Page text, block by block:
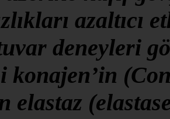
azaltıcı
deneyleri
konajen’in
elastaz